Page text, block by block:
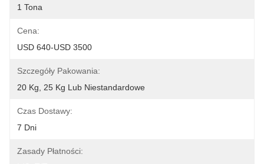
1 Tona
Cena:
USD 640-USD 3500
Szczegóły Pakowania:
20 Kg, 25 Kg Lub Niestandardowe
Czas Dostawy:
7 Dni
Zasady Płatności: